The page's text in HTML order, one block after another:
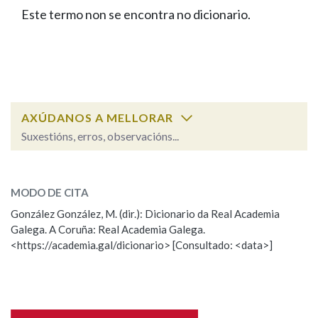
FIGURAS HOMENAXEADAS
PORTAL DAS PALABRAS
Facebook
TwitterYoutubeInstagram
Bluesky
BUSCAR NOS LEMAS
Remata por
BUSCAR NO CONTIDO
Nas definicións
Este termo non se encontra no dicionario.
AXÚDANOS A MELLORAR
Suxestións, erros, observacións...
Observación
Nome
MODO DE CITA
González González, M. (dir.): Dicionario da Real Academia
Galega. A Coruña: Real Academia Galega.
<https://academia.gal/dicionario> [Consultado: <data>]